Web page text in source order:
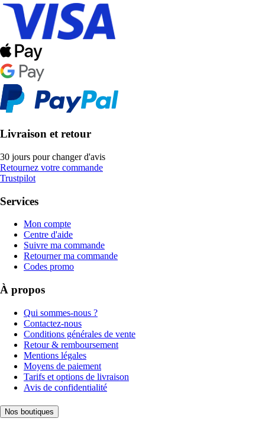
Livraison et retour
30 jours pour changer d'avis
Retournez votre commande
Trustpilot
Services
Mon compte
Centre d'aide
Suivre ma commande
Retourner ma commande
Codes promo
À propos
Qui sommes-nous ?
Contactez-nous
Conditions générales de vente
Retour & remboursement
Mentions légales
Moyens de paiement
Tarifs et options de livraison
Avis de confidentialité
Nos boutiques